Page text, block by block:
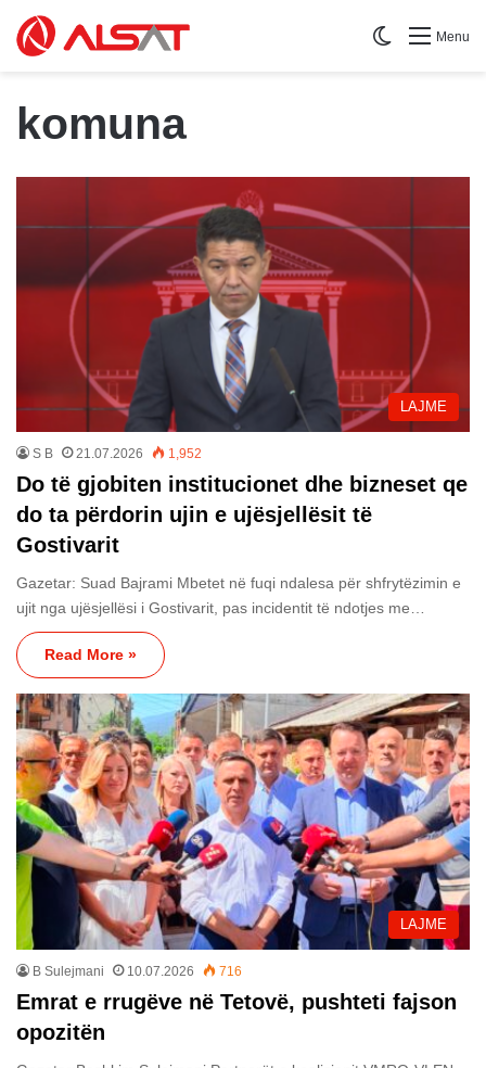
Menu
Switch skin
komuna
LAJME
S B 21.07.2026 1,952
Do të gjobiten institucionet dhe bizneset qe
do ta përdorin ujin e ujësjellësit të
Gostivarit
Gazetar: Suad Bajrami Mbetet në fuqi ndalesa për shfrytëzimin e
ujit nga ujësjellësi i Gostivarit, pas incidentit të ndotjes me…
Read More »
LAJME
B Sulejmani 10.07.2026 716
Emrat e rrugëve në Tetovë, pushteti fajson
opozitën